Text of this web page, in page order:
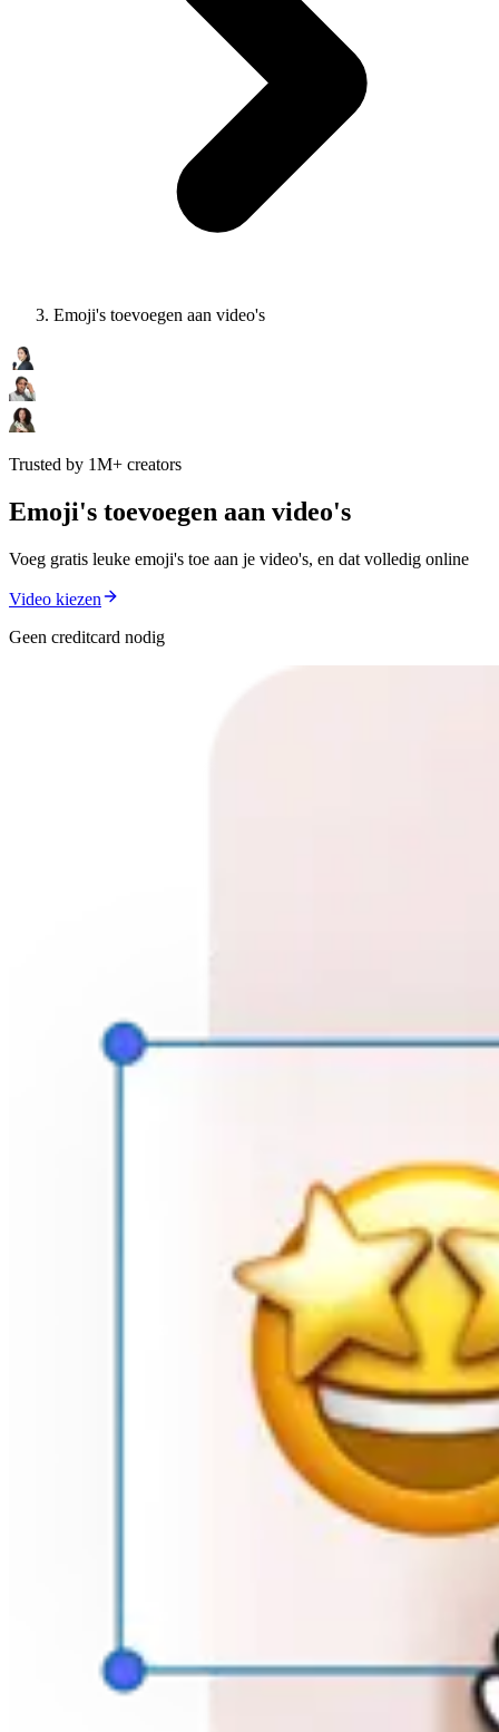
Emoji's toevoegen aan video's
Trusted by 1M+ creators
Emoji's toevoegen aan video's
Voeg gratis leuke emoji's toe aan je video's, en dat volledig online
Video kiezen
Geen creditcard nodig